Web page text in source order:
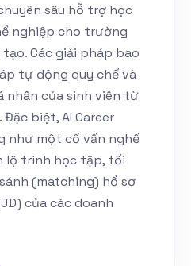
sâu hỗ trợ học
nghiệp cho trường
Các giải pháp bao
tự động quy chế và
của sinh viên từ
biệt, AI Career
như một cố vấn nghề
lộ trình học tập, tối
(matching) hồ sơ
của các doanh